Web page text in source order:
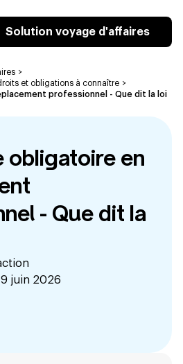
Solution voyage d'affaires
>
et obligations à connaître >
professionnel - Que dit la loi
obligatoire en
- Que dit la
9 juin 2026